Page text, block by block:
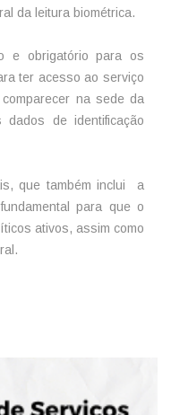
da leitura biométrica.
e obrigatório para os
ter acesso ao serviço
na sede da
dados de identificação
que também inclui a
para que o
ativos, assim como